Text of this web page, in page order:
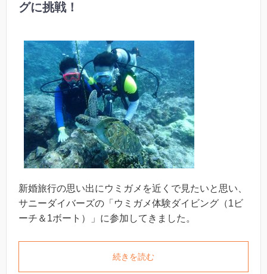
グに挑戦！
新婚旅行の思い出にウミガメを近くで見たいと思い、
サニーダイバーズの「ウミガメ体験ダイビング（1ビ
ーチ＆1ボート）」に参加してきました。
続きを読む